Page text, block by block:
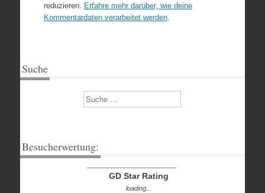
reduzieren. Erfahre mehr darüber, wie deine
Kommentardaten verarbeitet werden.
Suche
Suchen
Besucherwertung:
GD Star Rating
loading...